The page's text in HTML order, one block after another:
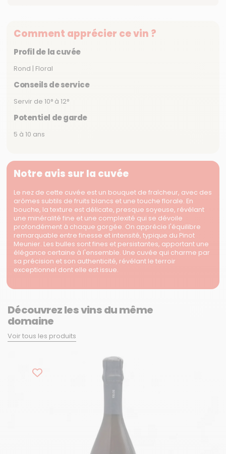
Comment apprécier ce vin ?
Profil de la cuvée
Rond | Floral
Conseils de service
Servir de 10° à 12°
Potentiel de garde
5 à 10 ans
Notre avis sur la cuvée
Le nez de cette cuvée est un bouquet de fraîcheur, avec des
arômes subtils de fruits blancs et une touche florale. En
bouche, la texture est délicate, presque soyeuse, révélant
une minéralité fine et une complexité qui se dévoile
profondément à chaque gorgée. On apprécie l'équilibre
remarquable entre finesse et intensité, typique du Pinot
Meunier. Les bulles sont fines et persistantes, apportant une
élégance certaine à l'ensemble. Une cuvée qui charme par
sa précision et son authenticité, révélant le terroir
exceptionnel dont elle est issue.
Découvrez les vins du même
domaine
Voir tous les produits